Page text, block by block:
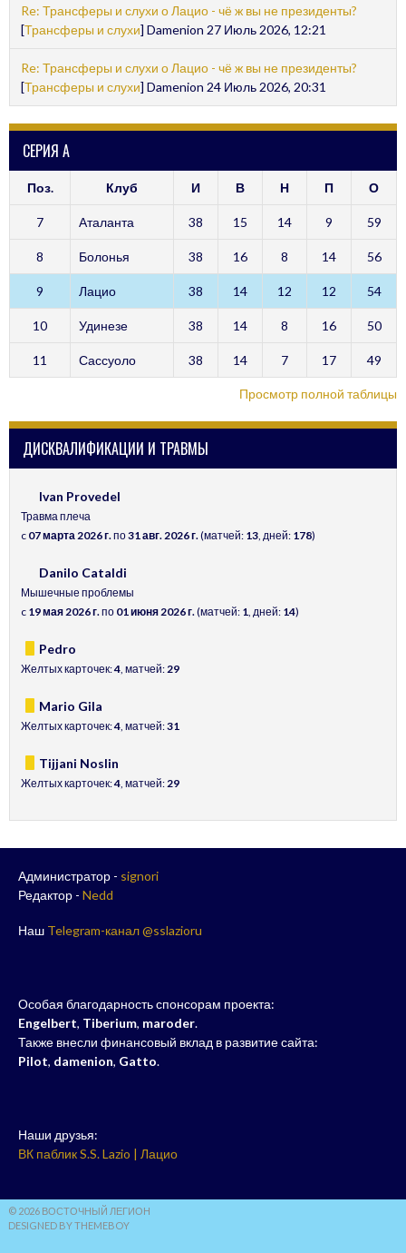
Re: Трансферы и слухи о Лацио - чё ж вы не президенты?
[Трансферы и слухи] Damenion 27 Июль 2026, 12:21
Re: Трансферы и слухи о Лацио - чё ж вы не президенты?
[Трансферы и слухи] Damenion 24 Июль 2026, 20:31
СЕРИЯ А
Поз. Клуб И В Н П О
7 Аталанта 38 15 14 9 59
8 Болонья 38 16 8 14 56
9 Лацио 38 14 12 12 54
10 Удинезе 38 14 8 16 50
11 Сассуоло 38 14 7 17 49
Просмотр полной таблицы
ДИСКВАЛИФИКАЦИИ И ТРАВМЫ
Ivan Provedel
Травма плеча
c 07 марта 2026 г.по31 авг. 2026 г.(матчей: 13, дней: 178)
Danilo Cataldi
Мышечные проблемы
c 19 мая 2026 г.по 01 июня 2026 г.(матчей: 1, дней: 14)
Pedro
Желтых карточек:4, матчей:29
Mario Gila
Желтых карточек:4, матчей:31
Tijjani Noslin
Желтых карточек:4, матчей:29
Администратор - signori
Редактор - Nedd
Наш Telegram-канал @sslazioru
Особая благодарность спонсорам проекта:
Engelbert, Tiberium, maroder.
Также внесли финансовый вклад в развитие сайта:
Pilot, damenion, Gatto.
Наши друзья:
ВК паблик S.S. Lazio | Лацио
© 2026 ВОСТОЧНЫЙ ЛЕГИОН
DESIGNED BY THEMEBOY